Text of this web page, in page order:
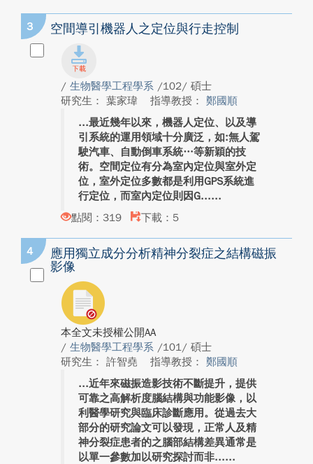
3 空間導引機器人之定位與行走控制
/ 生物醫學工程學系 /102/ 碩士
研究生： 葉家瑋
指導教授： 鄭國順
最近幾年以來，機器人定位、以及導
引系統的運用領域十分廣泛，如:無人駕
駛汽車、自動倒車系統…等新穎的技
術。空間定位有分為室內定位與室外定
位，室外定位多數都是利用GPS系統進
行定位，而室內定位則因G...
點閱：319
下載：5
4
應用獨立成分分析精神分裂症之結構磁振
影像
本全文未授權公開AA
/ 生物醫學工程學系 /101/ 碩士
研究生： 許智堯
指導教授： 鄭國順
近年來磁振造影技術不斷提升，提供
可靠之高解析度腦結構與功能影像，以
利醫學研究與臨床診斷應用。從過去大
部分的研究論文可以發現，正常人及精
神分裂症患者的之腦部結構差異通常是
以單一參數加以研究探討而非...